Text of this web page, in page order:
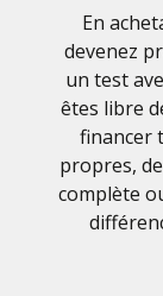
En
devenez
un test
êtes libre
financer
propres,
complète